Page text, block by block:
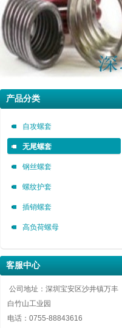
深圳市金永安装实业有限公司
深圳市金永安装实业有限公司
深圳市金永安装实业有限公司
产品分类
自攻螺套
无尾螺套
钢丝螺套
螺纹护套
插销螺套
高负荷螺母
客服中心
公司地址：深圳宝安区沙井镇万丰
白竹山工业园
电话： 0755-88843616